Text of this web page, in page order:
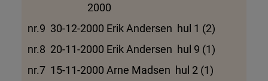
2000
nr.9 30-12-2000 Erik Andersen hul 1 (2)
nr.8 20-11-2000 Erik Andersen hul 9 (1)
nr.7 15-11-2000 Arne Madsen hul 2 (1)